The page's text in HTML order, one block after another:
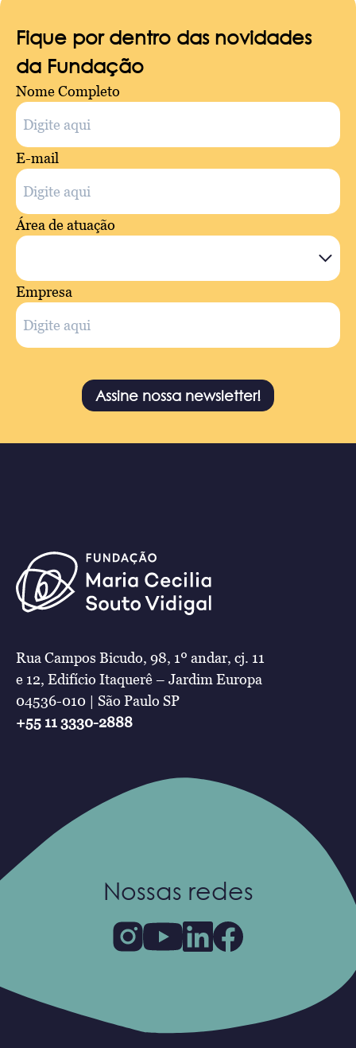
Fique por dentro das novidades
da Fundação
Nome Completo
E-mail
Área de atuação
Empresa
Assine nossa newsletter!
Rua Campos Bicudo, 98, 1º andar, cj. 11
e 12, Edifício Itaquerê – Jardim Europa
04536-010 | São Paulo SP
+55 11 3330-2888
Nossas redes